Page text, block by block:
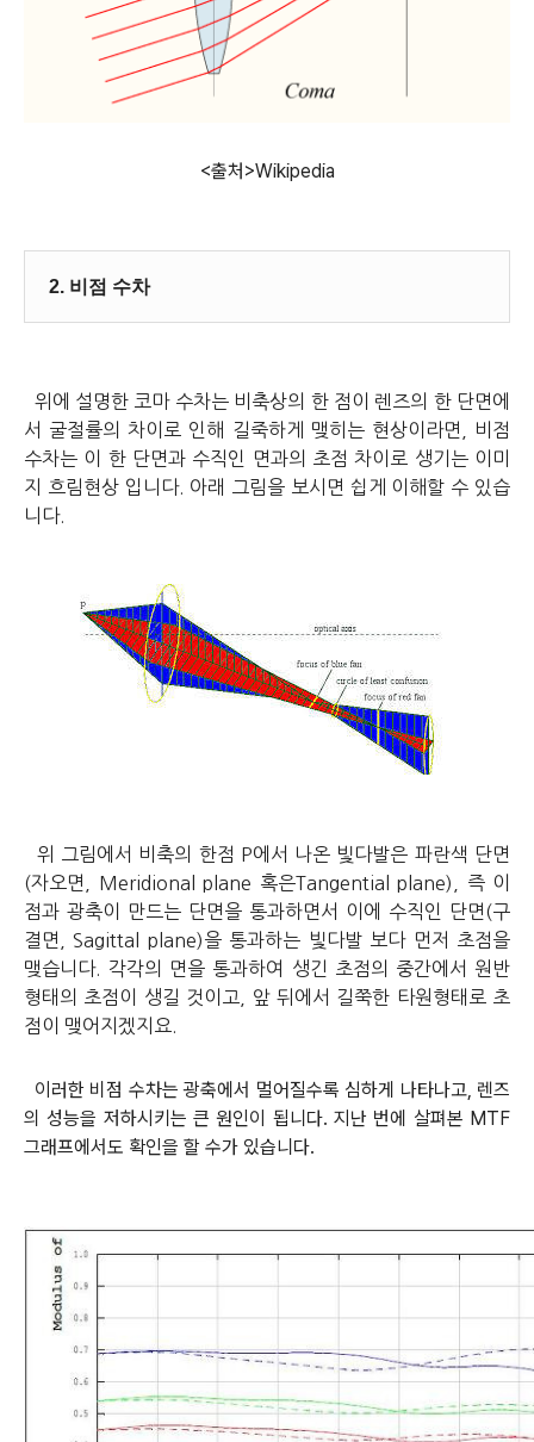
<출처>Wikipedia
2. 비점 수차
위에 설명한 코마 수차는 비축상의 한 점이 렌즈의 한 단면에
서 굴절률의 차이로 인해 길죽하게 맺히는 현상이라면, 비점
수차는 이 한 단면과 수직인 면과의 초점 차이로 생기는 이미
지 흐림현상 입니다. 아래 그림을 보시면 쉽게 이해할 수 있습
니다.
위 그림에서 비축의 한점 P에서 나온 빛다발은 파란색 단면
(자오면, Meridional plane 혹은Tangential plane), 즉 이
점과 광축이 만드는 단면을 통과하면서 이에 수직인 단면(구
결면, Sagittal plane)을 통과하는 빛다발 보다 먼저 초점을
맺습니다. 각각의 면을 통과하여 생긴 초점의 중간에서 원반
형태의 초점이 생길 것이고, 앞 뒤에서 길쭉한 타원형태로 초
점이 맺어지겠지요.
이러한 비점 수차는 광축에서 멀어질수록 심하게 나타나고, 렌즈
의 성능을 저하시키는 큰 원인이 됩니다. 지난 번에 살펴본 MTF
그래프에서도 확인을 할 수가 있습니다.